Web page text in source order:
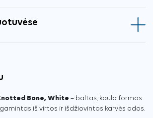
Bone, White – baltas, kaulo formos
iš virtos ir išdžiovintos karvės odos.